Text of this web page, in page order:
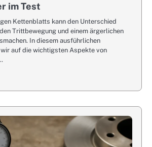
im Test
Kettenblatts kann den Unterschied
Trittbewegung und einem ärgerlichen
In diesem ausführlichen
auf die wichtigsten Aspekte von